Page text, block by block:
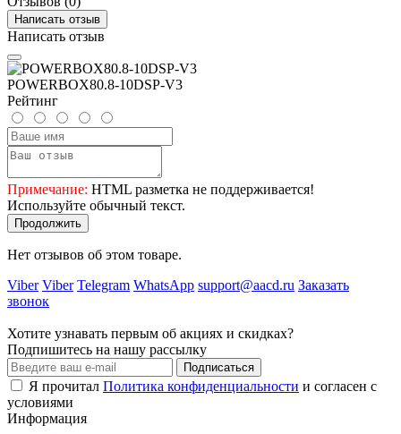
Написать отзыв
Написать отзыв
POWERBOX80.8-10DSP-V3
Рейтинг
Примечание: HTML разметка не поддерживается!
Используйте обычный текст.
Продолжить
Нет отзывов об этом товаре.
Viber Viber Telegram WhatsApp support@aacd.ru Заказать
звонок
Хотите узнавать первым об акциях и скидках?
Подпишитесь на нашу рассылку
Подписаться
Я прочитал Политика конфиденциальности и согласен с
условиями
Информация